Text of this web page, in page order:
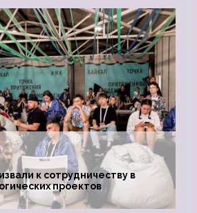
к сотрудничеству в
проектов